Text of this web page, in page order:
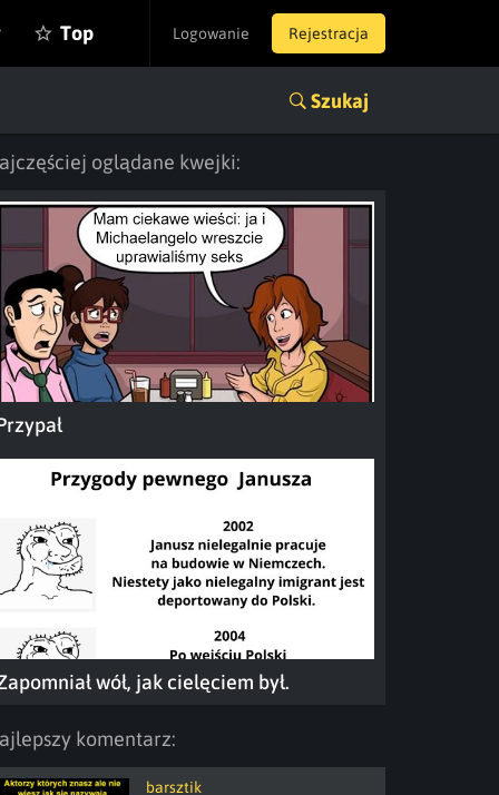
Logowanie Rejestracja
Top
Szukaj
oglądane kwejki:
wół, jak cielęciem był.
komentarz:
barsztik